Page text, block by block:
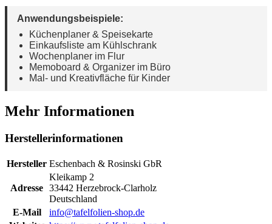
Anwendungsbeispiele:
Küchenplaner & Speisekarte
Einkaufsliste am Kühlschrank
Wochenplaner im Flur
Memoboard & Organizer im Büro
Mal- und Kreativfläche für Kinder
Mehr Informationen
Herstellerinformationen
Hersteller Eschenbach & Rosinski GbR
Adresse
Kleikamp 2
33442 Herzebrock-Clarholz
Deutschland
E-Mail
info@tafelfolien-shop.de